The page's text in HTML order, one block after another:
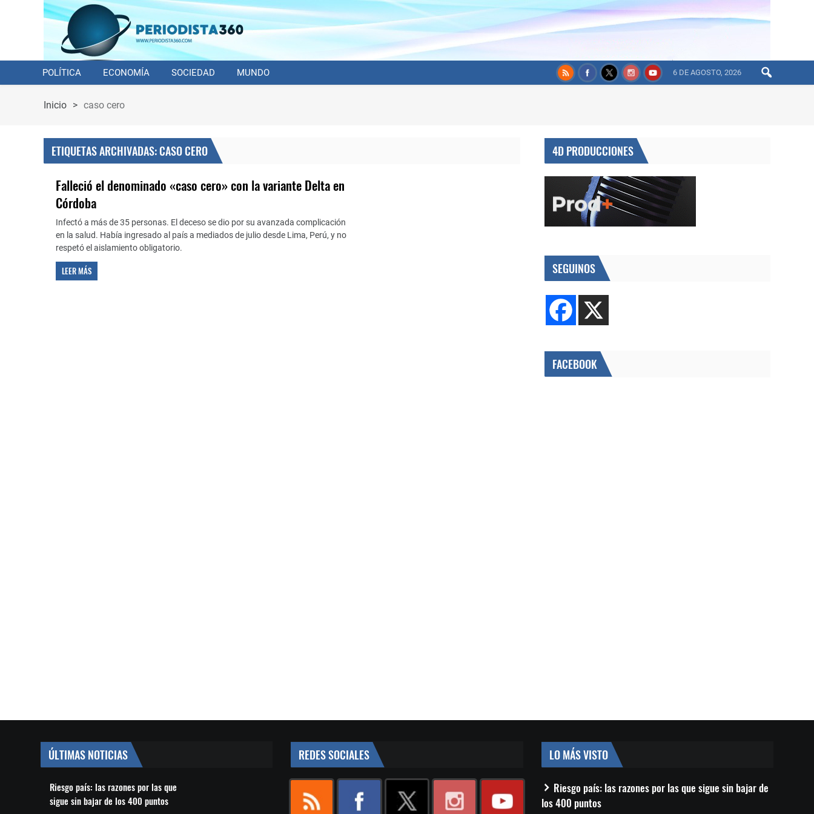
POLÍTICA ECONOMÍA SOCIEDAD MUNDO 6 DE AGOSTO, 2026
Inicio > caso cero
ETIQUETAS ARCHIVADAS: CASO CERO
Falleció el denominado «caso cero» con la variante Delta en
Córdoba
Infectó a más de 35 personas. El deceso se dio por su avanzada complicación
en la salud. Había ingresado al país a mediados de julio desde Lima, Perú, y no
respetó el aislamiento obligatorio.
LEER MÁS
4D PRODUCCIONES
SEGUINOS
FACEBOOK
ÚLTIMAS NOTICIAS
Riesgo país: las razones por las que
sigue sin bajar de los 400 puntos
REDES SOCIALES LO MÁS VISTO
Riesgo país: las razones por las que sigue sin bajar de
los 400 puntos